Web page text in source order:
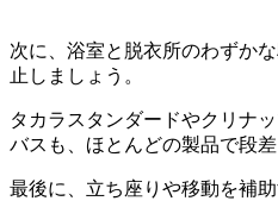
次に、浴室と脱衣所のわずか
止しましょう。
タカラスタンダードやクリナ
バスも、ほとんどの製品で段差
最後に、立ち座りや移動を補